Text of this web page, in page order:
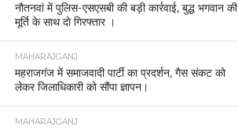
नौतनवां में पुलिस-एसएसबी की बड़ी कार्रवाई, बुद्ध भगवान की
मूर्ति के साथ दो गिरफ्तार ।
MAHARAJGANJ
महराजगंज में समाजवादी पार्टी का प्रदर्शन, गैस संकट को
लेकर जिलाधिकारी को सौंपा ज्ञापन।
MAHARAJGANJ